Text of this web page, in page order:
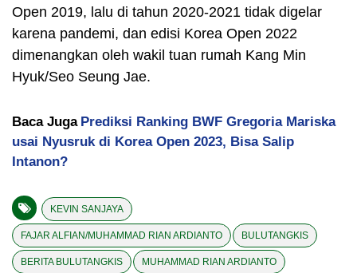
Open 2019, lalu di tahun 2020-2021 tidak digelar
karena pandemi, dan edisi Korea Open 2022
dimenangkan oleh wakil tuan rumah Kang Min
Hyuk/Seo Seung Jae.
Baca Juga Prediksi Ranking BWF Gregoria Mariska
usai Nyusruk di Korea Open 2023, Bisa Salip
Intanon?
KEVIN SANJAYA
FAJAR ALFIAN/MUHAMMAD RIAN ARDIANTO BULUTANGKIS
BERITA BULUTANGKIS MUHAMMAD RIAN ARDIANTO